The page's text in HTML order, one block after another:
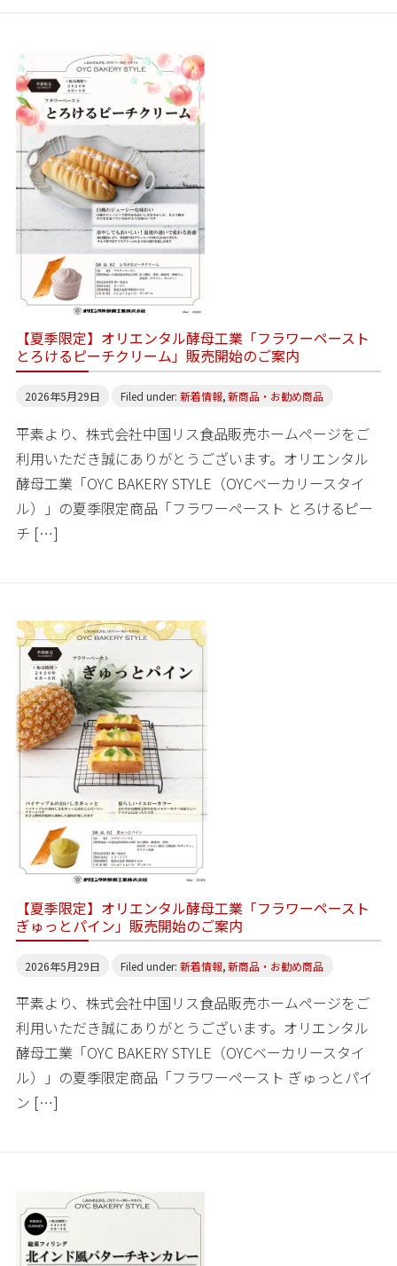
【夏季限定】オリエンタル酵母工業「フラワーペースト
とろけるピーチクリーム」販売開始のご案内
2026年5月29日 Filed under: 新着情報, 新商品・お勧め商品
平素より、株式会社中国リス食品販売ホームページをご
利用いただき誠にありがとうございます。オリエンタル
酵母工業「OYC BAKERY STYLE（OYCベーカリースタイ
ル）」の夏季限定商品「フラワーペースト とろけるピー
チ […]
【夏季限定】オリエンタル酵母工業「フラワーペースト
ぎゅっとパイン」販売開始のご案内
2026年5月29日 Filed under: 新着情報, 新商品・お勧め商品
平素より、株式会社中国リス食品販売ホームページをご
利用いただき誠にありがとうございます。オリエンタル
酵母工業「OYC BAKERY STYLE（OYCベーカリースタイ
ル）」の夏季限定商品「フラワーペースト ぎゅっとパイ
ン […]